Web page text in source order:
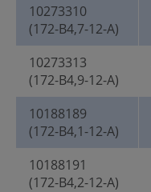
10273310
(172-B4,7-12-A)
10273313
(172-B4,9-12-A)
10188189
(172-B4,1-12-A)
10188191
(172-B4,2-12-A)